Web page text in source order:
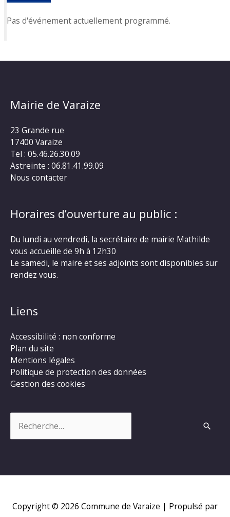
Pas d'événement actuellement programmé.
Mairie de Varaize
23 Grande rue
17400 Varaize
Tel : 05.46.26.30.09
Astreinte : 06.81.41.99.09
Nous contacter
Horaires d’ouverture au public :
Du lundi au vendredi, la secrétaire de mairie Mathilde
vous accueille de 9h à 12h30
Le samedi, le maire et ses adjoints sont disponibles sur
rendez vous.
Liens
Accessibilité : non conforme
Plan du site
Mentions légales
Politique de protection des données
Gestion des cookies
Copyright © 2026 Commune de Varaize | Propulsé par